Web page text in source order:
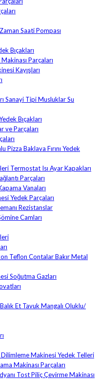
Saati Pompası
Bıçakları
Parçaları
Kayışları
Sanayi Tipi Musluklar Su
Bıçakları
ve Parçaları
Pizza Baklava Fırını Yedek
Termostat Isı Ayar Kapakları
Parçaları
Vanaları
Yedek Parçaları
Rezistanslar
Camları
Teflon Contalar Bakır Metal
Soğutma Gazları
Et Tavuk Mangalı Oluklu/
Makinesi Yedek Telleri
Makinası Parçaları
Tost Piliç Çevirme Makinası